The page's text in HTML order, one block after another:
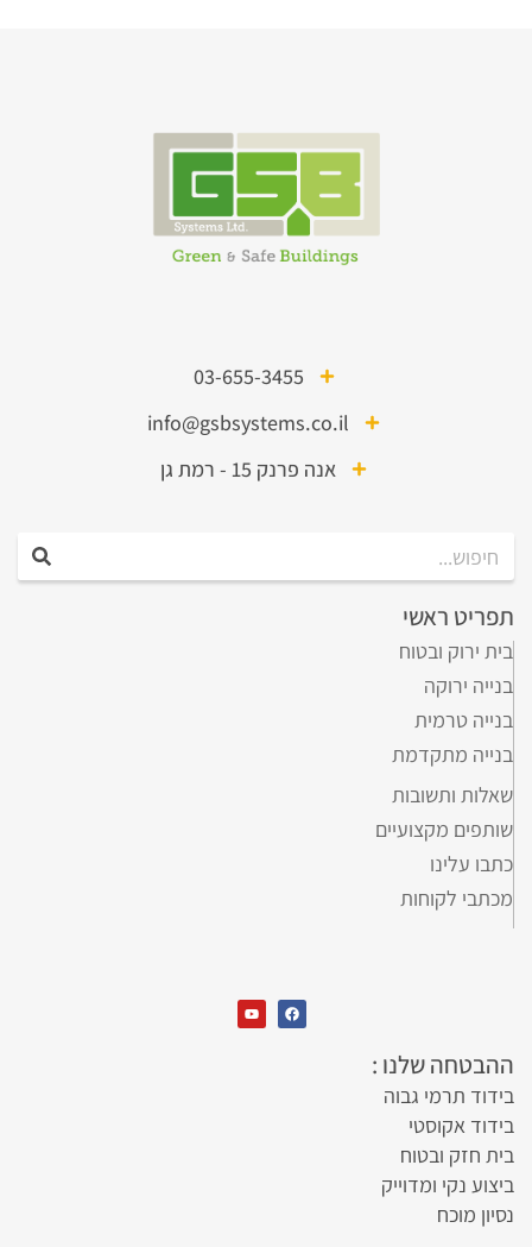
03-655-3455
info@gsbsystems.co.il
אנה פרנק 15 - רמת גן
תפריט ראשי
בית ירוק ובטוח
בנייה ירוקה
בנייה טרמית
בנייה מתקדמת
שאלות ותשובות
שותפים מקצועיים
כתבו עלינו
מכתבי לקוחות
ההבטחה שלנו :
בידוד תרמי גבוה
בידוד אקוסטי
בית חזק ובטוח
ביצוע נקי ומדוייק
נסיון מוכח